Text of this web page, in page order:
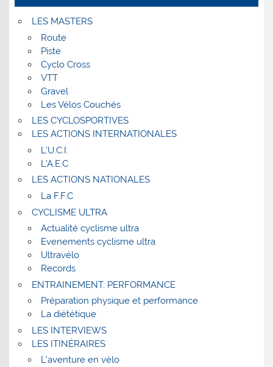
LES MASTERS
Route
Piste
Cyclo Cross
VTT
Gravel
Les Vélos Couchés
LES CYCLOSPORTIVES
LES ACTIONS INTERNATIONALES
L’U.C.I.
L’A.E.C
LES ACTIONS NATIONALES
La F.F.C
CYCLISME ULTRA
Actualité cyclisme ultra
Evenements cyclisme ultra
Ultravélo
Records
ENTRAINEMENT, PERFORMANCE
Préparation physique et performance
La diététique
LES INTERVIEWS
LES ITINÉRAIRES
L’aventure en vélo